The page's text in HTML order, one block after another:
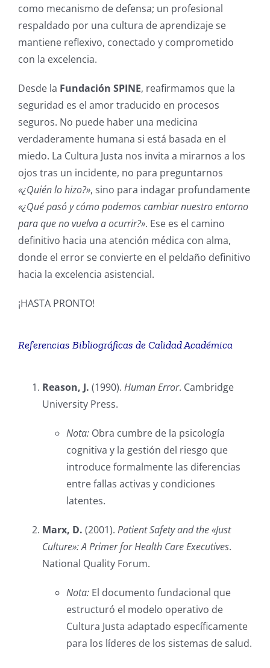
como mecanismo de defensa; un profesional
respaldado por una cultura de aprendizaje se
mantiene reflexivo, conectado y comprometido
con la excelencia.
Desde la Fundación SPINE, reafirmamos que la
seguridad es el amor traducido en procesos
seguros. No puede haber una medicina
verdaderamente humana si está basada en el
miedo. La Cultura Justa nos invita a mirarnos a los
ojos tras un incidente, no para preguntarnos
«¿Quién lo hizo?», sino para indagar profundamente
«¿Qué pasó y cómo podemos cambiar nuestro entorno
para que no vuelva a ocurrir?». Ese es el camino
definitivo hacia una atención médica con alma,
donde el error se convierte en el peldaño definitivo
hacia la excelencia asistencial.
¡HASTA PRONTO!
Referencias Bibliográficas de Calidad Académica
Reason, J. (1990). Human Error. Cambridge
University Press.
Nota:Obra cumbre de la psicología
cognitiva y la gestión del riesgo que
introduce formalmente las diferencias
entre fallas activas y condiciones
latentes.
Marx, D. (2001). Patient Safety and the «Just
Culture»: A Primer for Health Care Executives.
National Quality Forum.
Nota:El documento fundacional que
estructuró el modelo operativo de
Cultura Justa adaptado específicamente
para los líderes de los sistemas de salud.